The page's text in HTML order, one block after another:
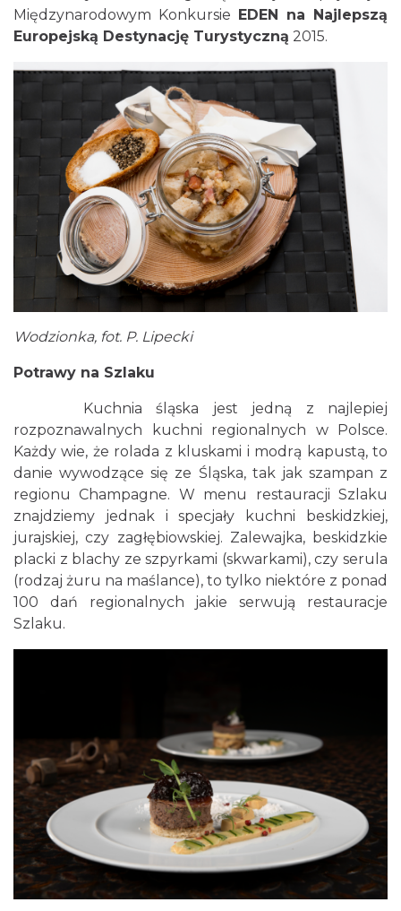
Międzynarodowym Konkursie EDEN na Najlepszą
Europejską Destynację Turystyczną 2015.
Wodzionka, fot. P. Lipecki
Potrawy na Szlaku
Kuchnia śląska jest jedną z najlepiej
rozpoznawalnych kuchni regionalnych w Polsce.
Każdy wie, że rolada z kluskami i modrą kapustą, to
danie wywodzące się ze Śląska, tak jak szampan z
regionu Champagne. W menu restauracji Szlaku
znajdziemy jednak i specjały kuchni beskidzkiej,
jurajskiej, czy zagłębiowskiej. Zalewajka, beskidzkie
placki z blachy ze szpyrkami (skwarkami), czy serula
(rodzaj żuru na maślance), to tylko niektóre z ponad
100 dań regionalnych jakie serwują restauracje
Szlaku.